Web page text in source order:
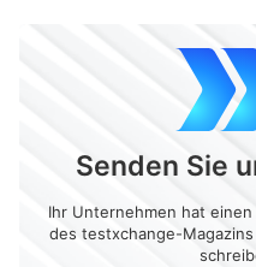
Senden Sie
Ihr Unternehmen hat
des testxchange-